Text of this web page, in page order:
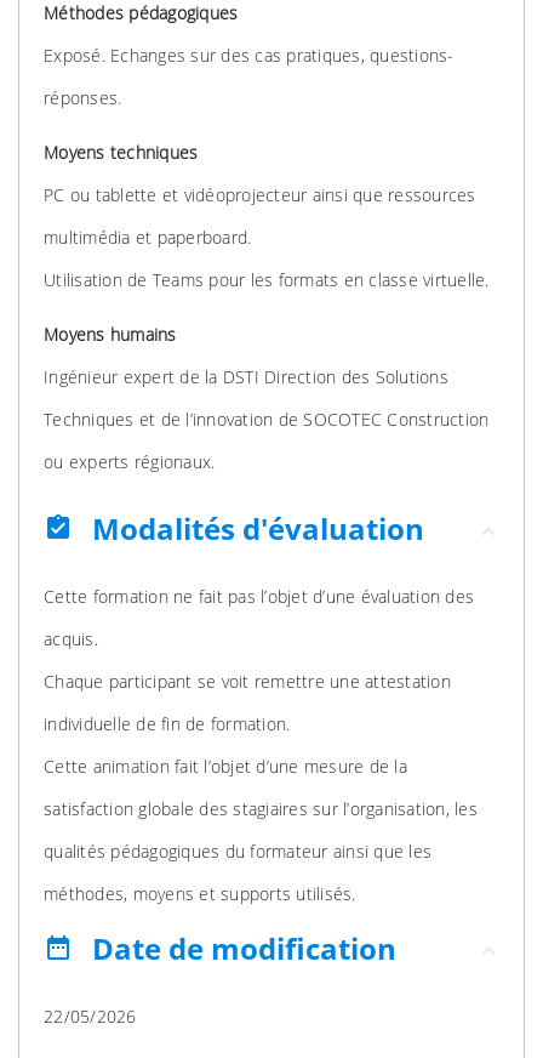
Méthodes pédagogiques
Exposé. Echanges sur des cas pratiques, questions-
réponses.
Moyens techniques
PC ou tablette et vidéoprojecteur ainsi que ressources
multimédia et paperboard.
Utilisation de Teams pour les formats en classe virtuelle.
Moyens humains
Ingénieur expert de la DSTI Direction des Solutions
Techniques et de l’innovation de SOCOTEC Construction
ou experts régionaux.
assignment_turned_in Modalités d'évaluation
Cette formation ne fait pas l’objet d’une évaluation des
acquis.
Chaque participant se voit remettre une attestation
individuelle de fin de formation.
Cette animation fait l’objet d’une mesure de la
satisfaction globale des stagiaires sur l’organisation, les
qualités pédagogiques du formateur ainsi que les
méthodes, moyens et supports utilisés.
date_range Date de modification
22/05/2026